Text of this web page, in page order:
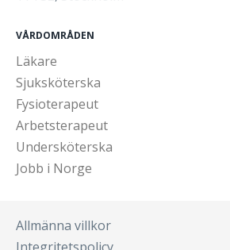
VÅRDOMRÅDEN
Läkare
Sjuksköterska
Fysioterapeut
Arbetsterapeut
Undersköterska
Jobb i Norge
Allmänna villkor
Integritetspolicy